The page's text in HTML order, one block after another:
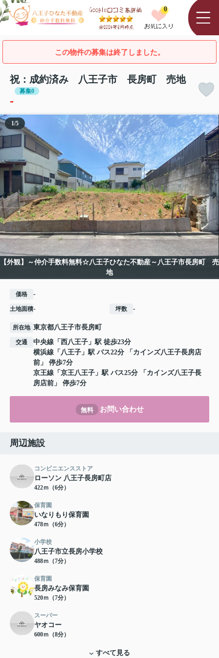
0
この物件の募集は終了しました。
祝：成約済み 八王子市 長房町 売地
募集0
-
【外観】～仲介手数料無料☆八王子ひなた不動産～八王子市長房町 売
地
1/5
価格 -
土地面積- 坪数 -
所在地 東京都八王子市長房町
交通 中央線 「 西八王子 」駅 徒歩23分
横浜線 「 八王子 」駅 バス22分 「カインズ八王子長房店
前」 停歩7分
京王線 「 京王八王子 」駅 バス25分 「カインズ八王子長
房店前」 停歩7分
無料 お問い合わせ
周辺施設
コンビニエンスストア
ローソン 八王子長房町店
422ｍ（6分）
保育園
いなりもり保育園
478ｍ（6分）
小学校
八王子市立長房小学校
488ｍ（7分）
保育園
長房みなみ保育園
520ｍ（7分）
スーパー
ヤオコー
600ｍ（8分）
すべて見る